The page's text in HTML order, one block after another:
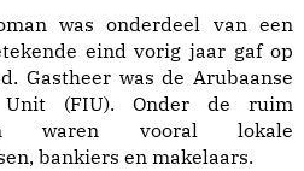
was onderdeel van een
eind vorig jaar gaf op
Gast­heer was de Arubaanse
Unit (FIU). Onder de ruim
waren vooral lokale
bankiers en makelaars.